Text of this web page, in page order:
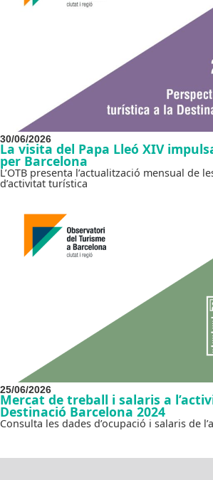
30/06/2026
La visita del Papa Lleó XIV
per Barcelona
L’OTB presenta l’actualització mensual de
d’activitat turística
25/06/2026
Mercat de treball i salaris a
Destinació Barcelona 2024
Consulta les dades d’ocupació i salaris de